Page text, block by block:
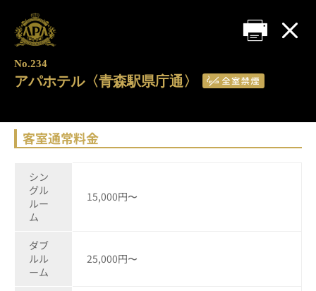
No.234
アパホテル〈青森駅県庁通〉
客室通常料金
シン
グル
ルー
ム
15,000円〜
ダブ
ルル
ーム
25,000円〜